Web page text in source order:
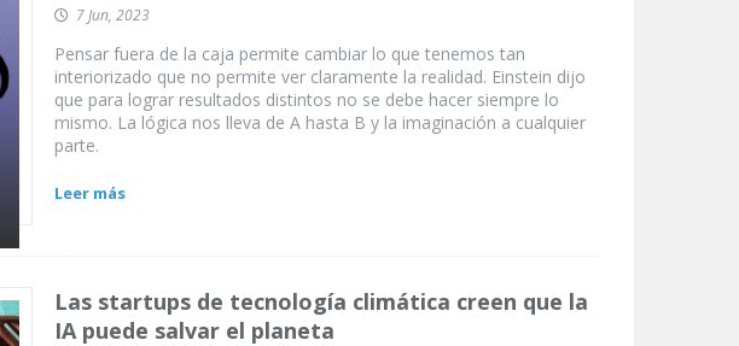
7 Jun, 2023
Pensar fuera de la caja permite cambiar lo que tenemos tan
interiorizado que no permite ver claramente la realidad. Einstein dijo
que para lograr resultados distintos no se debe hacer siempre lo
mismo. La lógica nos lleva de A hasta B y la imaginación a cualquier
parte.
Leer más
Las startups de tecnología climática creen que la
IA puede salvar el planeta